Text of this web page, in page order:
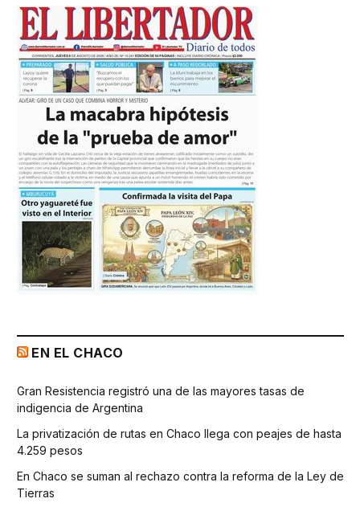
EN EL CHACO
Gran Resistencia registró una de las mayores tasas de
indigencia de Argentina
La privatización de rutas en Chaco llega con peajes de hasta
4.259 pesos
En Chaco se suman al rechazo contra la reforma de la Ley de
Tierras